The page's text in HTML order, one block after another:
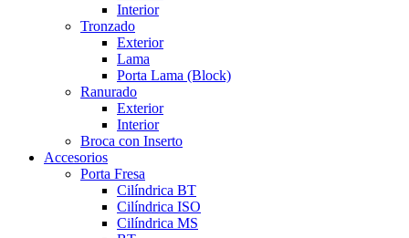
Interior
Tronzado
Exterior
Lama
Porta Lama (Block)
Ranurado
Exterior
Interior
Broca con Inserto
Accesorios
Porta Fresa
Cilíndrica BT
Cilíndrica ISO
Cilíndrica MS